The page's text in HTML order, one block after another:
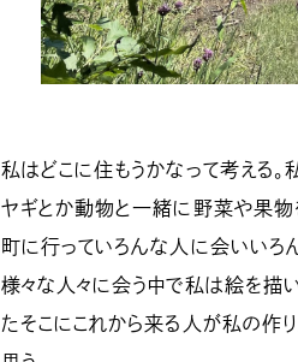
私はどこに住もうかなって考える。
ヤギとか動物と一緒に野菜や果物
町に行っていろんな人に会いいろ
様々な人々に会う中で私は絵を描
たそこにこれから来る人が私の作